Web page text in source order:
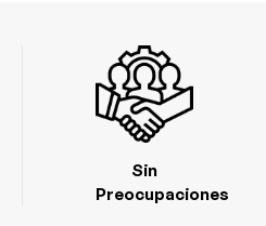
Sin
Preocupaciones